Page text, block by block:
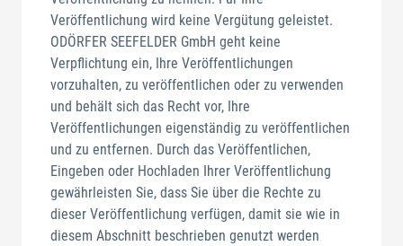
Veröffentlichung wird keine Vergütung geleistet.
ODÖRFER SEEFELDER GmbH geht keine
Verpflichtung ein, Ihre Veröffentlichungen
vorzuhalten, zu veröffentlichen oder zu verwenden
und behält sich das Recht vor, Ihre
Veröffentlichungen eigenständig zu veröffentlichen
und zu entfernen. Durch das Veröffentlichen,
Eingeben oder Hochladen Ihrer Veröffentlichung
gewährleisten Sie, dass Sie über die Rechte zu
dieser Veröffentlichung verfügen, damit sie wie in
diesem Abschnitt beschrieben genutzt werden